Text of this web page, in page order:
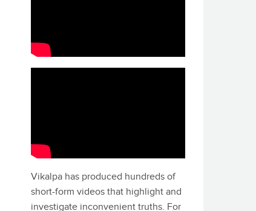
Vikalpa has produced hundreds of
short-form videos that highlight and
investigate inconvenient truths. For